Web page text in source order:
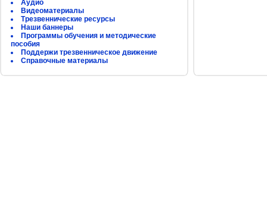
Аудио
Видеоматериалы
Трезвеннические ресурсы
Наши баннеры
Программы обучения и методические
пособия
Поддержи трезвенническое движение
Справочные материалы